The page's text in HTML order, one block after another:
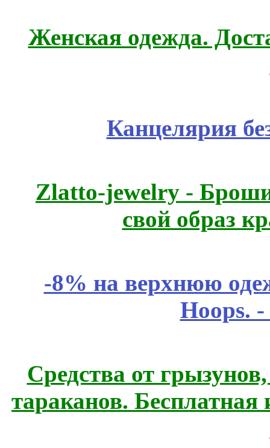
Женская одежда.
Канцелярия
Zlatto-jewelry -
свой образ
-8% на верхнюю
Hoops.
Средства от
тараканов.